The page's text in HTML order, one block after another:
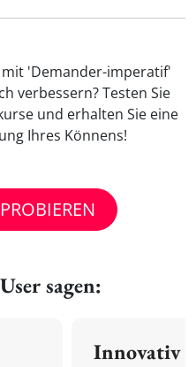
'Demander-imperatif'
verbessern? Testen Sie
und erhalten Sie eine
Ihres Könnens!
sagen:
Innovativ